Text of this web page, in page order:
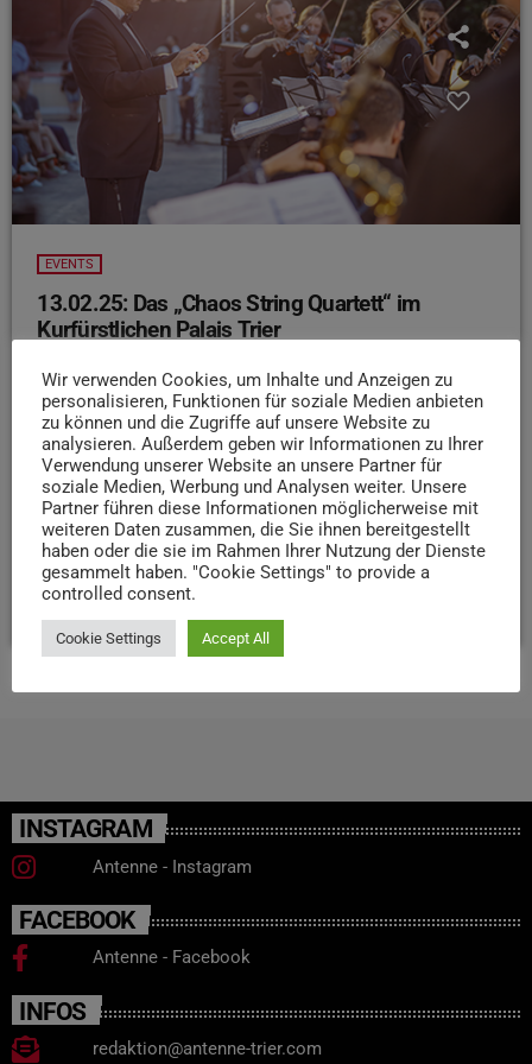
EVENTS
13.02.25: Das „Chaos String Quartett“ im
Kurfürstlichen Palais Trier
Falls ihr euch gerne mal wieder von klassischer Musik
und den Tönen von Amadeus Mozart berieseln lassen
möchtet, dann ist das „Chaos String Quartett-Konzert“ der
Kammermusikalischen Vereinigung Triers etwas für euch
Im Kurfürstlichen Palais geht’s los um 20 Uhr. Die
Tickets gibt’s an allen gewohnten Vorverkaufsstellen
oder an der Abendkasse. Für Studis ist der Eintritt sogar
frei
today 12. FEBRUAR 2025
INSTAGRAM
Antenne - Instagram
FACEBOOK
Antenne - Facebook
INFOS
redaktion@antenne-trier.com
Wir verwenden Cookies, um Inhalte und Anzeigen zu
personalisieren, Funktionen für soziale Medien anbieten
zu können und die Zugriffe auf unsere Website zu
analysieren. Außerdem geben wir Informationen zu Ihrer
Verwendung unserer Website an unsere Partner für
soziale Medien, Werbung und Analysen weiter. Unsere
Partner führen diese Informationen möglicherweise mit
weiteren Daten zusammen, die Sie ihnen bereitgestellt
haben oder die sie im Rahmen Ihrer Nutzung der Dienste
gesammelt haben. "Cookie Settings" to provide a
controlled consent.
Cookie Settings Accept All